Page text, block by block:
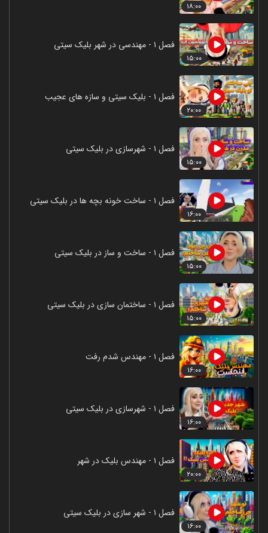
۱۸:۰۰
۱۵:۰۰
فصل ۱ - مهندسی در شهر بلیک سیتی
۲۰:۰۰
فصل ۱ - بلیک سیتی و سازه های عجیب
۱۵:۰۰
فصل ۱ - شهرسازی در بلیک سیتی
۱۶:۰۰
فصل ۱ - ساخت خونه بچه ها در بلیک سیتی
۱۵:۰۰
فصل ۱ - ساخت و ساز در بلیک سیتی
۱۵:۰۰
فصل ۱ - ساختمان سازی در بلیک سیتی
۱۶:۰۰
فصل ۱ - مهندس شدم رفت
۱۶:۰۰
فصل ۱ - شهرسازی در بلیک سیتی
۲۰:۰۰
فصل ۱ - مهندس بلیک در شهر
۱۶:۰۰
فصل ۱ - شهر سازی در بلیک سیتی